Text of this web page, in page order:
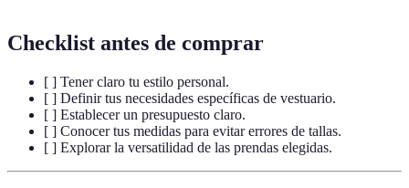
Checklist antes de comprar
[ ] Tener claro tu estilo personal.
[ ] Definir tus necesidades específicas de vestuario.
[ ] Establecer un presupuesto claro.
[ ] Conocer tus medidas para evitar errores de tallas.
[ ] Explorar la versatilidad de las prendas elegidas.